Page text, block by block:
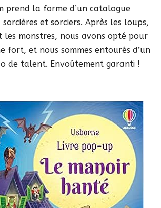
prend la forme d’un catalogue
et sorciers. Après les loups,
les monstres, nous avons opté pour
fort, et nous sommes entourés d’un
de talent. Envoûtement garanti !